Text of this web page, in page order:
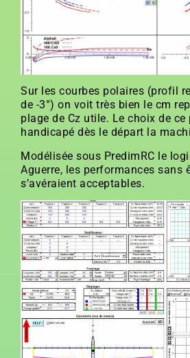
Sur les courbes polaires (profil
de -3°) on voit très bien le cm
plage de Cz utile. Le choix de
handicapé dès le départ la
Modélisée sous PredimRC le
Aguerre, les performances sans
s’avéraient acceptables.